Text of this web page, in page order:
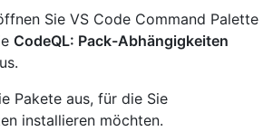
Sie VS Code Command Palette
CodeQL: Pack-Abhängigkeiten
Pakete aus, für die Sie
installieren möchten.